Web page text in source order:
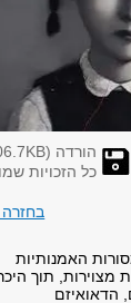
הורדה (KB)
כל הזכויות
האמנותיות
מצוירות, תוך
הדאואיזם